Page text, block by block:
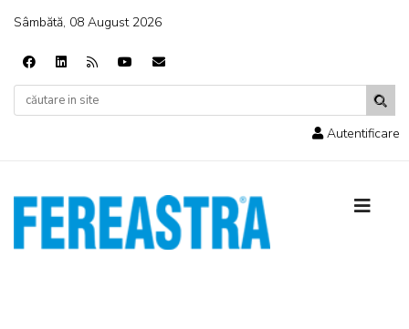
Sâmbătă, 08 August 2026
Autentificare